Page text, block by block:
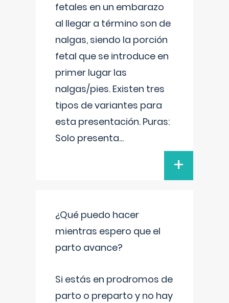
fetales en un embarazo
al llegar a término son de
nalgas, siendo la porción
fetal que se introduce en
primer lugar las
nalgas/pies. Existen tres
tipos de variantes para
esta presentación. Puras:
Solo presenta...
+
¿Qué puedo hacer
mientras espero que el
parto avance?
Si estás en prodromos de
parto o preparto y no hay